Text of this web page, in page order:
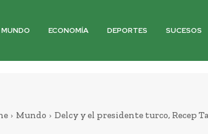
MUNDO ECONOMÍA DEPORTES SUCESOS
Mundo Delcy y el presidente turco, Recep